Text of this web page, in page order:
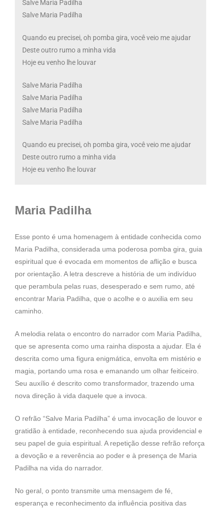
Salve Maria Padilha
Salve Maria Padilha
Quando eu precisei, oh pomba gira, você veio me ajudar
Deste outro rumo a minha vida
Hoje eu venho lhe louvar
Salve Maria Padilha
Salve Maria Padilha
Salve Maria Padilha
Salve Maria Padilha
Quando eu precisei, oh pomba gira, você veio me ajudar
Deste outro rumo a minha vida
Hoje eu venho lhe louvar
Maria Padilha
Esse ponto é uma homenagem à entidade conhecida como
Maria Padilha, considerada uma poderosa pomba gira, guia
espiritual que é evocada em momentos de aflição e busca
por orientação. A letra descreve a história de um indivíduo
que perambula pelas ruas, desesperado e sem rumo, até
encontrar Maria Padilha, que o acolhe e o auxilia em seu
caminho.
A melodia relata o encontro do narrador com Maria Padilha,
que se apresenta como uma rainha disposta a ajudar. Ela é
descrita como uma figura enigmática, envolta em mistério e
magia, portando uma rosa e emanando um olhar feiticeiro.
Seu auxílio é descrito como transformador, trazendo uma
nova direção à vida daquele que a invoca.
O refrão “Salve Maria Padilha” é uma invocação de louvor e
gratidão à entidade, reconhecendo sua ajuda providencial e
seu papel de guia espiritual. A repetição desse refrão reforça
a devoção e a reverência ao poder e à presença de Maria
Padilha na vida do narrador.
No geral, o ponto transmite uma mensagem de fé,
esperança e reconhecimento da influência positiva das